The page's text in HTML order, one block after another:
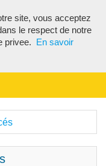
site, vous acceptez
le respect de notre
privee.
En savoir